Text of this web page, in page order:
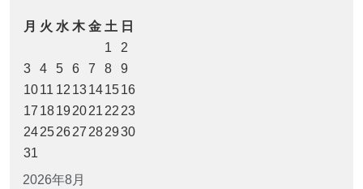
2026年8月
月 火 水 木 金 土 日
1
2
3
4 5 6 7 8
9
1011 12 13141516
17 18192021 22 23
24252627 282930
31